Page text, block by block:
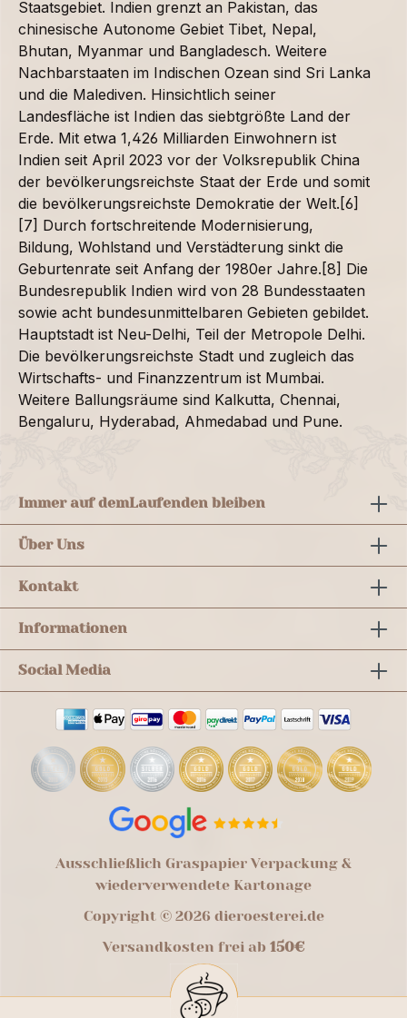
Staatsgebiet. Indien grenzt an Pakistan, das
chinesische Autonome Gebiet Tibet, Nepal,
Bhutan, Myanmar und Bangladesch. Weitere
Nachbarstaaten im Indischen Ozean sind Sri Lanka
und die Malediven. Hinsichtlich seiner
Landesfläche ist Indien das siebtgrößte Land der
Erde. Mit etwa 1,426 Milliarden Einwohnern ist
Indien seit April 2023 vor der Volksrepublik China
der bevölkerungsreichste Staat der Erde und somit
die bevölkerungsreichste Demokratie der Welt.[6]
[7] Durch fortschreitende Modernisierung,
Bildung, Wohlstand und Verstädterung sinkt die
Geburtenrate seit Anfang der 1980er Jahre.[8] Die
Bundesrepublik Indien wird von 28 Bundesstaaten
sowie acht bundesunmittelbaren Gebieten gebildet.
Hauptstadt ist Neu-Delhi, Teil der Metropole Delhi.
Die bevölkerungsreichste Stadt und zugleich das
Wirtschafts- und Finanzzentrum ist Mumbai.
Weitere Ballungsräume sind Kalkutta, Chennai,
Bengaluru, Hyderabad, Ahmedabad und Pune.
Immer auf demLaufenden bleiben
Über Uns
Kontakt
Informationen
Social Media
Ausschließlich Graspapier Verpackung &
wiederverwendete Kartonage
Copyright © 2026 dieroesterei.de
Versandkosten frei ab 150€